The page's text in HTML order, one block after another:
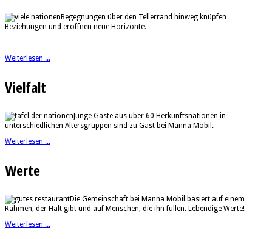
Begegnungen über den Tellerrand hinweg knüpfen
Beziehungen und eröffnen neue Horizonte.
Weiterlesen ...
Vielfalt
Junge Gäste aus über 60 Herkunftsnationen in
unterschiedlichen Altersgruppen sind zu Gast bei Manna Mobil.
Weiterlesen ...
Werte
Die Gemeinschaft bei Manna Mobil basiert auf einem
Rahmen, der Halt gibt und auf Menschen, die ihn füllen. Lebendige Werte!
Weiterlesen ...